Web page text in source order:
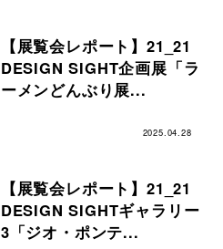
【展覧会レポート】21_21
DESIGN SIGHT企画展「ラ
ーメンどんぶり展...
2025.04.28
【展覧会レポート】21_21
DESIGN SIGHTギャラリー
3「ジオ・ポンテ...